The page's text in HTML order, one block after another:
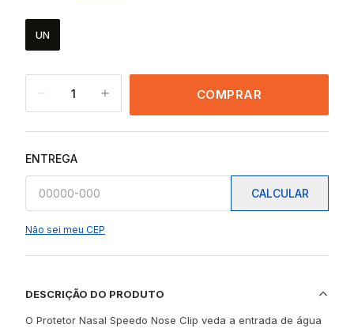
UN
1 COMPRAR
ENTREGA
CALCULAR
Não sei meu CEP
DESCRIÇÃO DO PRODUTO
O Protetor Nasal Speedo Nose Clip veda a entrada de água